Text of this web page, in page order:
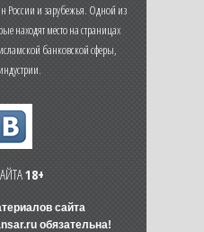
России и зарубежья. Одной из
находят место на страницах
банковской сферы,
18+
сайта
обязательна!